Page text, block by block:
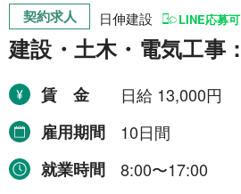
契約求人 日伸建設 LINE応募可
建設・土木・電気工事：
賃金
日給 13,000円
雇用期間
10日間
就業時間
8:00〜17:00